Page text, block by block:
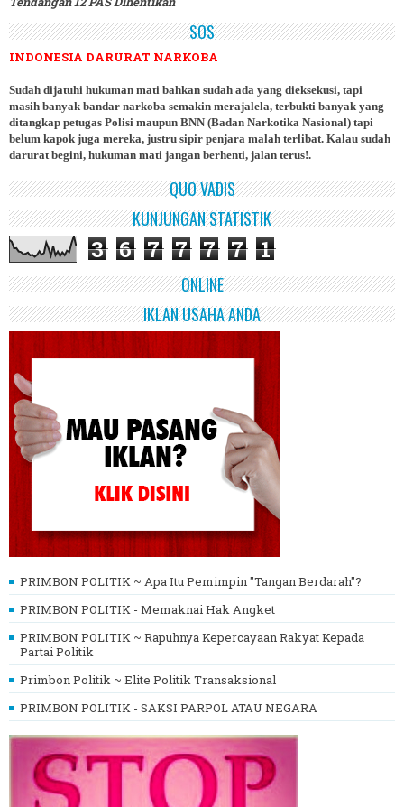
SOS
INDONESIA DARURAT NARKOBA
Sudah dijatuhi hukuman mati bahkan sudah ada yang dieksekusi, tapi
masih banyak bandar narkoba semakin merajalela, terbukti banyak yang
ditangkap petugas Polisi maupun BNN (Badan Narkotika Nasional) tapi
belum kapok juga mereka, justru sipir penjara malah terlibat. Kalau sudah
darurat begini, hukuman mati jangan berhenti, jalan terus!.
QUO VADIS
KUNJUNGAN STATISTIK
3 6 7 7 7 7 1
ONLINE
IKLAN USAHA ANDA
PRIMBON POLITIK ~ Apa Itu Pemimpin "Tangan Berdarah"?
PRIMBON POLITIK - Memaknai Hak Angket
PRIMBON POLITIK ~ Rapuhnya Kepercayaan Rakyat Kepada
Partai Politik
Primbon Politik ~ Elite Politik Transaksional
PRIMBON POLITIK - SAKSI PARPOL ATAU NEGARA